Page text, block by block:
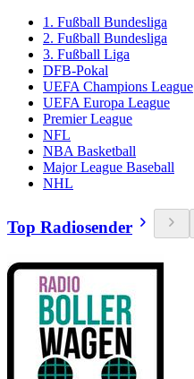
1. Fußball Bundesliga
2. Fußball Bundesliga
3. Fußball Liga
DFB-Pokal
UEFA Champions League
UEFA Europa League
Premier League
NFL
NBA Basketball
Major League Baseball
NHL
Top Radiosender